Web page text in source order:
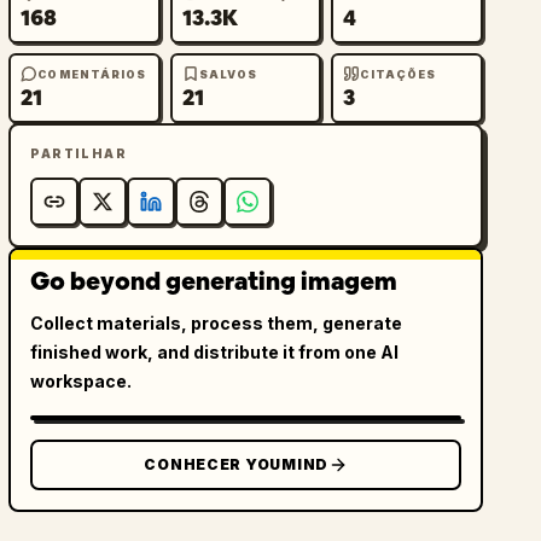
168 13.3K 4
COMENTÁRIOS
21
SALVOS
21
CITAÇÕES
3
PARTILHAR
Go beyond generating imagem
Collect materials, process them, generate
finished work, and distribute it from one AI
workspace.
CONHECER YOUMIND